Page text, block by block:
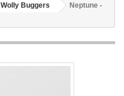
Wolly Buggers
Neptune -